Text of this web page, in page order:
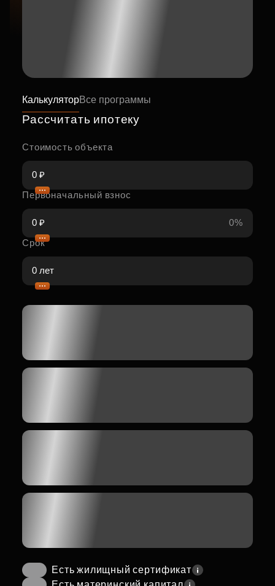
КалькуляторВсе программы
Рассчитать ипотеку
Стоимость объекта
Первоначальный взнос
0%
Срок
Есть жилищный сертификат